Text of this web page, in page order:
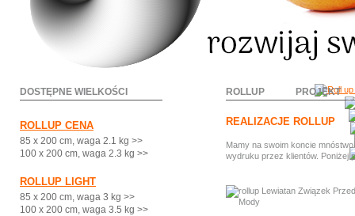
DOSTĘPNE WIELKOŚCI
ROLLUP CENA
85 x 200 cm, waga 2.1 kg >>
100 x 200 cm, waga 2.3 kg >>
ROLLUP LIGHT
85 x 200 cm, waga 3 kg >>
100 x 200 cm, waga 3.5 kg >>
ROLLUP PROJEKT
REALIZACJE ROLLUP
Mamy na swoim koncie
wydruku przez klientów. Poniżej